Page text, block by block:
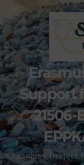
Support
21506-
Erasmus+ Project